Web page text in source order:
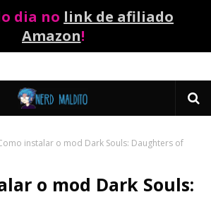
dia no link de afiliado
Amazon!
instalar o mod Dark Souls: Daughters of
o mod Dark Souls: